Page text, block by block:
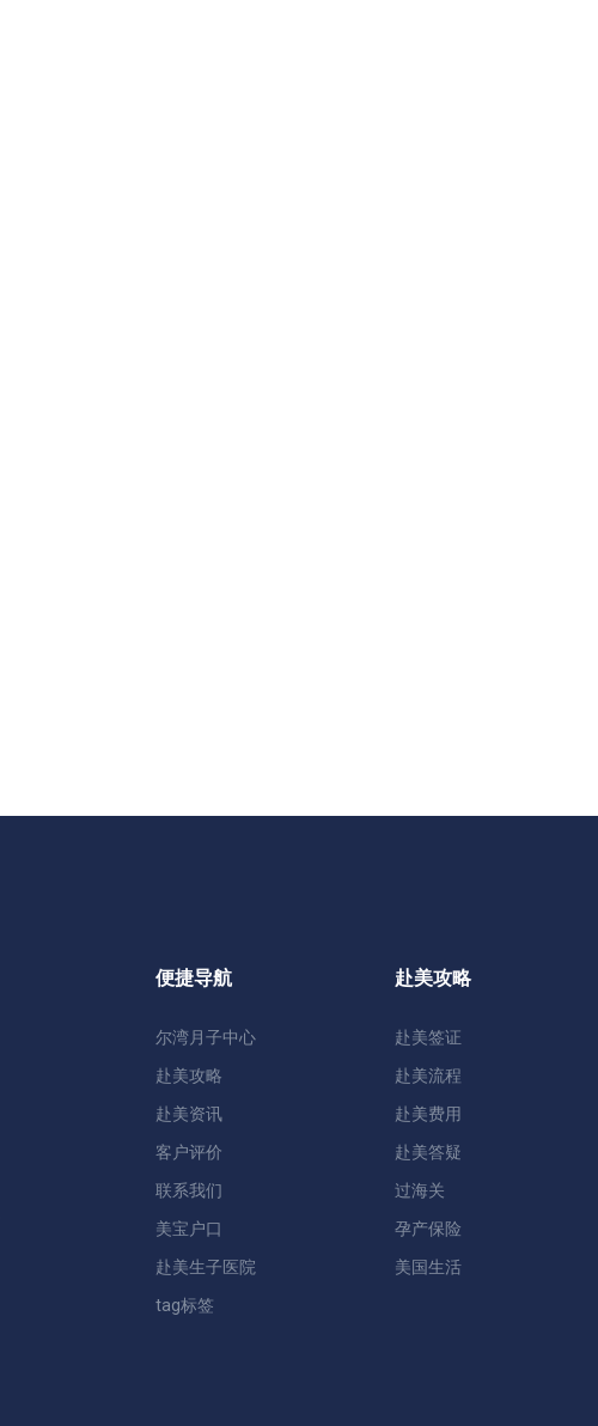
便捷导航
尔湾月子中心
赴美攻略
赴美资讯
客户评价
联系我们
美宝户口
赴美生子医院
tag标签
赴美攻略
赴美签证
赴美流程
赴美费用
赴美答疑
过海关
孕产保险
美国生活